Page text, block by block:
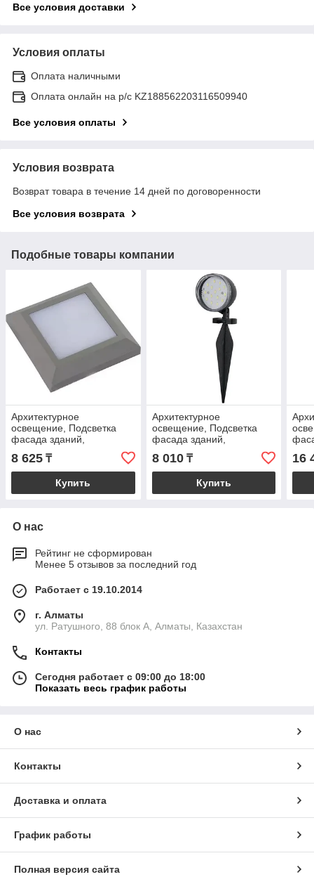
Все условия доставки
Условия оплаты
Оплата наличными
Оплата онлайн на р/с KZ188562203116509940
Все условия оплаты
Условия возврата
Возврат товара в течение 14 дней по договоренности
Все условия возврата
Подобные товары компании
Архитектурное
освещение, Подсветка
фасада зданий,
Техническое освещение,
Коммерческое освещение
8 625 ₸
Купить
Архитектурное
освещение, Подсветка
фасада зданий,
Техническое освещение,
Коммерческое освещение
8 010₸
Купить
16
О нас
Рейтинг не сформирован
Менее 5 отзывов за последний год
Работает с 19.10.2014
г. Алматы
ул. Ратушного, 88 блок A, Алматы, Казахстан
Контакты
Сегодня работает с 09:00 до 18:00
Показать весь график работы
О нас
Контакты
Доставка и оплата
График работы
Полная версия сайта